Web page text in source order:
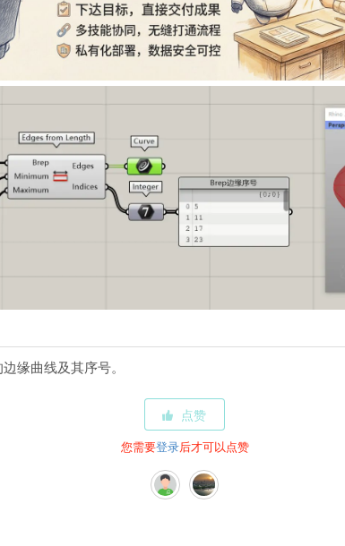
缘曲线及其序号。
点赞
您需要登录后才可以点赞